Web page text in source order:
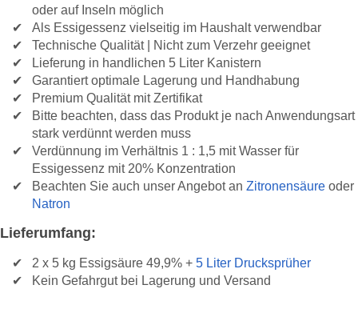
oder auf Inseln möglich
Als Essigessenz vielseitig im Haushalt verwendbar
Technische Qualität | Nicht zum Verzehr geeignet
Lieferung in handlichen 5 Liter Kanistern
Garantiert optimale Lagerung und Handhabung
Premium Qualität mit Zertifikat
Bitte beachten, dass das Produkt je nach Anwendungsart
stark verdünnt werden muss
Verdünnung im Verhältnis 1 : 1,5 mit Wasser für
Essigessenz mit 20% Konzentration
Beachten Sie auch unser Angebot an Zitronensäure oder
Natron
Lieferumfang:
2 x 5 kg Essigsäure 49,9% + 5 Liter Drucksprüher
Kein Gefahrgut bei Lagerung und Versand